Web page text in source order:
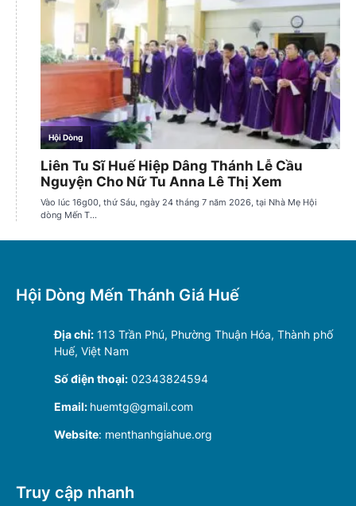
Hội Dòng Mến Thánh Giá Huế
Địa chỉ: 113 Trần Phú, Phường Thuận Hóa, Thành phố
Huế, Việt Nam
Số điện thoại: 02343824594
Email: huemtg@gmail.com
Website: menthanhgiahue.org
Truy cập nhanh